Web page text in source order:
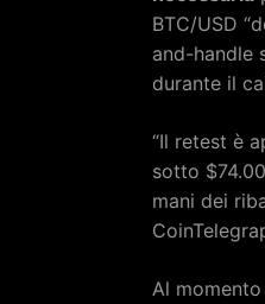
BTC/USD
and-handle
durante il
“Il retest è
sotto
mani dei
Al